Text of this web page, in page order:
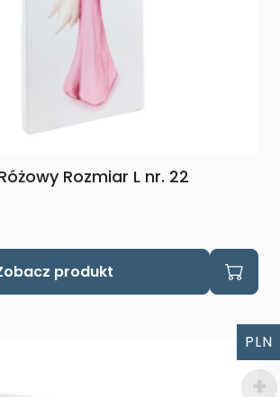
Rozmiar L nr. 22
produkt
PLN